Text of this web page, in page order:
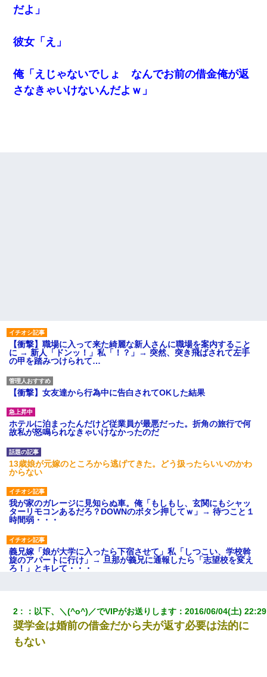
だよ」
彼女「え」
俺「えじゃないでしょ なんでお前の借金俺が返
さなきゃいけないんだよｗ」
【衝撃】職場に入って来た綺麗な新人さんに職場を案内すること
に → 新人「ドンッ！」私「！？」→ 突然、突き飛ばされて左手
の甲を踏みつけられて…
【衝撃】女友達から行為中に告白されてOKした結果
ホテルに泊まったんだけど従業員が最悪だった。折角の旅行で何
故私が怒鳴られなきゃいけなかったのだ
13歳娘が元嫁のところから逃げてきた。どう扱ったらいいのかわ
からない
我が家のガレージに見知らぬ車。俺「もしもし、玄関にもシャッ
ターリモコンあるだろ？DOWNのボタン押してｗ」→ 待つこと１
時間弱・・・
義兄嫁「娘が大学に入ったら下宿させて」私「しつこい、学校斡
旋のアパートに行け」→ 旦那が義兄に通報したら「志望校を変え
ろ！」とキレて・・・
近づいて頭突きをしてきて…
「お前の父ちゃんは自宅警備員」とかからかわれたけど、実はと
んでもない仕事に就いていた
2 ： 以下、＼(^o^)／でVIPがお送りします ：2016/06/04(土)
奨学金は婚前の借金だから夫が返す必要は法的に
もない